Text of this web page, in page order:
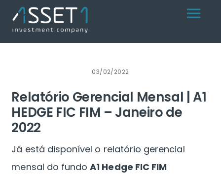
content
Menu
03/02/2022
Relatório Gerencial Mensal | A1
HEDGE FIC FIM – Janeiro de
2022
Já está disponível o relatório gerencial
mensal do fundoA1 Hedge FIC FIM